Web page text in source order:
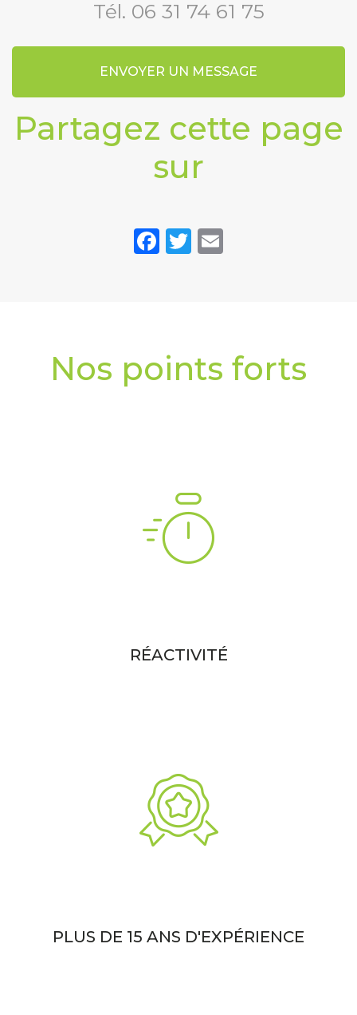
Tél. 06 31 74 61 75
ENVOYER UN MESSAGE
Partagez cette page
sur
Facebook
Twitter
Nos points forts
RÉACTIVITÉ
PLUS DE 15 ANS D'EXPÉRIENCE